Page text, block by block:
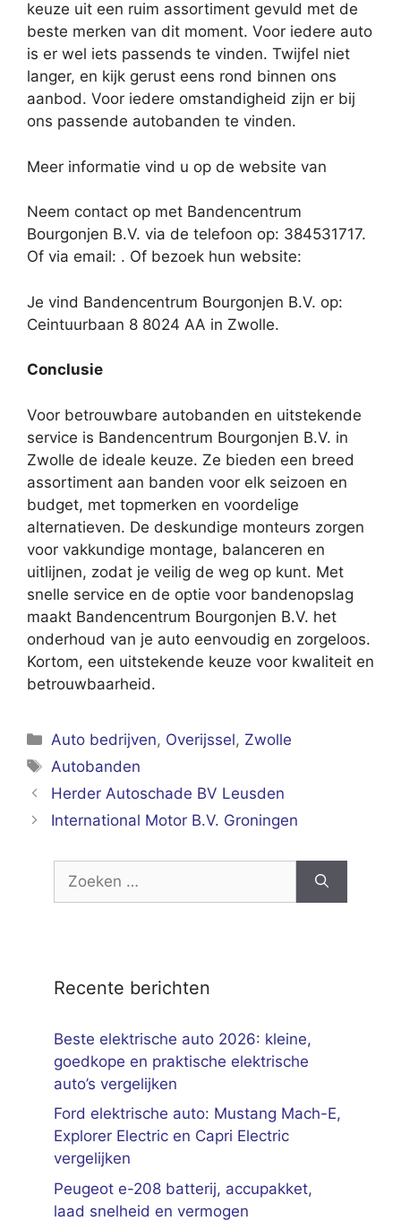
keuze uit een ruim assortiment gevuld met de
beste merken van dit moment. Voor iedere auto
is er wel iets passends te vinden. Twijfel niet
langer, en kijk gerust eens rond binnen ons
aanbod. Voor iedere omstandigheid zijn er bij
ons passende autobanden te vinden.
Meer informatie vind u op de website van
Neem contact op met Bandencentrum
Bourgonjen B.V. via de telefoon op: 384531717.
Of via email: . Of bezoek hun website:
Je vind Bandencentrum Bourgonjen B.V. op:
Ceintuurbaan 8 8024 AA in Zwolle.
Conclusie
Voor betrouwbare autobanden en uitstekende
service is Bandencentrum Bourgonjen B.V. in
Zwolle de ideale keuze. Ze bieden een breed
assortiment aan banden voor elk seizoen en
budget, met topmerken en voordelige
alternatieven. De deskundige monteurs zorgen
voor vakkundige montage, balanceren en
uitlijnen, zodat je veilig de weg op kunt. Met
snelle service en de optie voor bandenopslag
maakt Bandencentrum Bourgonjen B.V. het
onderhoud van je auto eenvoudig en zorgeloos.
Kortom, een uitstekende keuze voor kwaliteit en
betrouwbaarheid.
Categorieën
Auto bedrijven, Overijssel, Zwolle
Tags
Autobanden
Herder Autoschade BV Leusden
International Motor B.V. Groningen
naar:
Recente berichten
Beste elektrische auto 2026: kleine,
goedkope en praktische elektrische
auto’s vergelijken
Ford elektrische auto: Mustang Mach-E,
Explorer Electric en Capri Electric
vergelijken
Peugeot e-208 batterij, accupakket,
laad snelheid en vermogen